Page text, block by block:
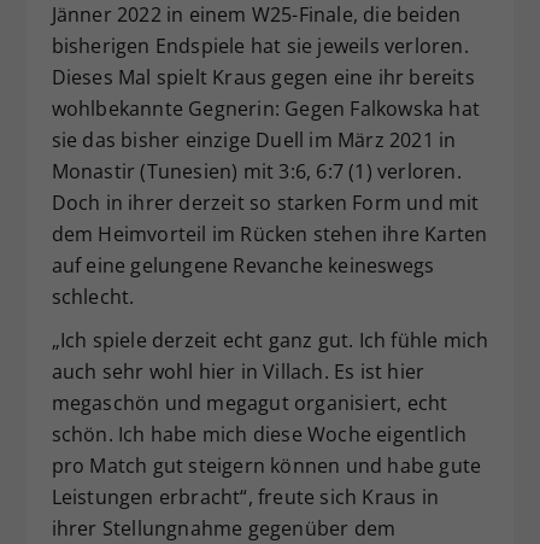
Jänner 2022 in einem W25-Finale, die beiden
bisherigen Endspiele hat sie jeweils verloren.
Dieses Mal spielt Kraus gegen eine ihr bereits
wohlbekannte Gegnerin: Gegen Falkowska hat
sie das bisher einzige Duell im März 2021 in
Monastir (Tunesien) mit 3:6, 6:7 (1) verloren.
Doch in ihrer derzeit so starken Form und mit
dem Heimvorteil im Rücken stehen ihre Karten
auf eine gelungene Revanche keineswegs
schlecht.
„Ich spiele derzeit echt ganz gut. Ich fühle mich
auch sehr wohl hier in Villach. Es ist hier
megaschön und megagut organisiert, echt
schön. Ich habe mich diese Woche eigentlich
pro Match gut steigern können und habe gute
Leistungen erbracht“, freute sich Kraus in
ihrer Stellungnahme gegenüber dem